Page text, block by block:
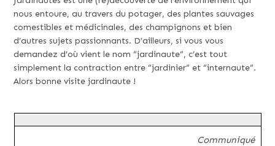
nous entoure, au travers du potager, des plantes sauvages
comestibles et médicinales, des champignons et bien
d’autres sujets passionnants. D’ailleurs, si vous vous
demandez d’où vient le nom “jardinaute”, c’est tout
simplement la contraction entre “jardinier” et “internaute”.
Alors bonne visite jardinaute !
Communiqué